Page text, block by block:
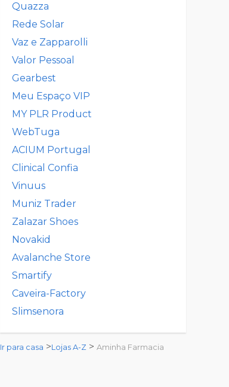
Quazza
Rede Solar
Vaz e Zapparolli
Valor Pessoal
Gearbest
Meu Espaço VIP
MY PLR Product
WebTuga
ACIUM Portugal
Clinical Confia
Vinuus
Muniz Trader
Zalazar Shoes
Novakid
Avalanche Store
Smartify
Caveira-Factory
Slimsenora
Ir para casa >Lojas A-Z > Aminha Farmacia